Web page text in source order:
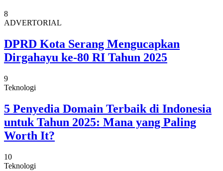
8
ADVERTORIAL
DPRD Kota Serang Mengucapkan
Dirgahayu ke-80 RI Tahun 2025
9
Teknologi
5 Penyedia Domain Terbaik di Indonesia
untuk Tahun 2025: Mana yang Paling
Worth It?
10
Teknologi